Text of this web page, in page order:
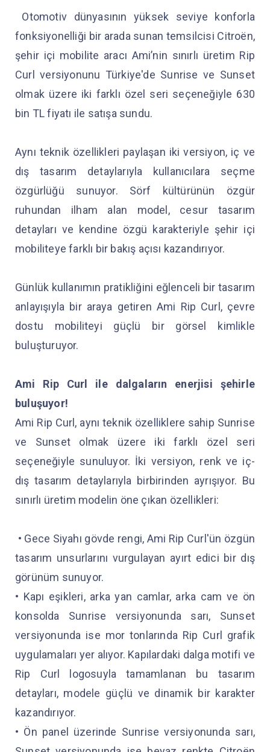
Otomotiv dünyasının yüksek seviye konforla
fonksiyonelliği bir arada sunan temsilcisi Citroën,
şehir içi mobilite aracı Ami’nin sınırlı üretim Rip
Curl versiyonunu Türkiye'de Sunrise ve Sunset
olmak üzere iki farklı özel seri seçeneğiyle 630
bin TL fiyatı ile satışa sundu.
Aynı teknik özellikleri paylaşan iki versiyon, iç ve
dış tasarım detaylarıyla kullanıcılara seçme
özgürlüğü sunuyor. Sörf kültürünün özgür
ruhundan ilham alan model, cesur tasarım
detayları ve kendine özgü karakteriyle şehir içi
mobiliteye farklı bir bakış açısı kazandırıyor.
Günlük kullanımın pratikliğini eğlenceli bir tasarım
anlayışıyla bir araya getiren Ami Rip Curl, çevre
dostu mobiliteyi güçlü bir görsel kimlikle
buluşturuyor.
Ami Rip Curl ile dalgaların enerjisi şehirle
buluşuyor!
Ami Rip Curl, aynı teknik özelliklere sahip Sunrise
ve Sunset olmak üzere iki farklı özel seri
seçeneğiyle sunuluyor. İki versiyon, renk ve iç-
dış tasarım detaylarıyla birbirinden ayrışıyor. Bu
sınırlı üretim modelin öne çıkan özellikleri:
• Gece Siyahı gövde rengi, Ami Rip Curl'ün özgün
tasarım unsurlarını vurgulayan ayırt edici bir dış
görünüm sunuyor.
• Kapı eşikleri, arka yan camlar, arka cam ve ön
konsolda Sunrise versiyonunda sarı, Sunset
versiyonunda ise mor tonlarında Rip Curl grafik
uygulamaları yer alıyor. Kapılardaki dalga motifi ve
Rip Curl logosuyla tamamlanan bu tasarım
detayları, modele güçlü ve dinamik bir karakter
kazandırıyor.
• Ön panel üzerinde Sunrise versiyonunda sarı,